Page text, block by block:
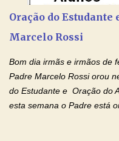
gerações, através de todas
genealógica. Que o Sangue
Oração do Estudante
Marcelo Rossi
Bom dia irmãs e irmãos de
Padre Marcelo Rossi orou
do Estudante e Oração do
esta semana o Padre está